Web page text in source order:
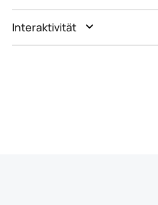
Interaktivität